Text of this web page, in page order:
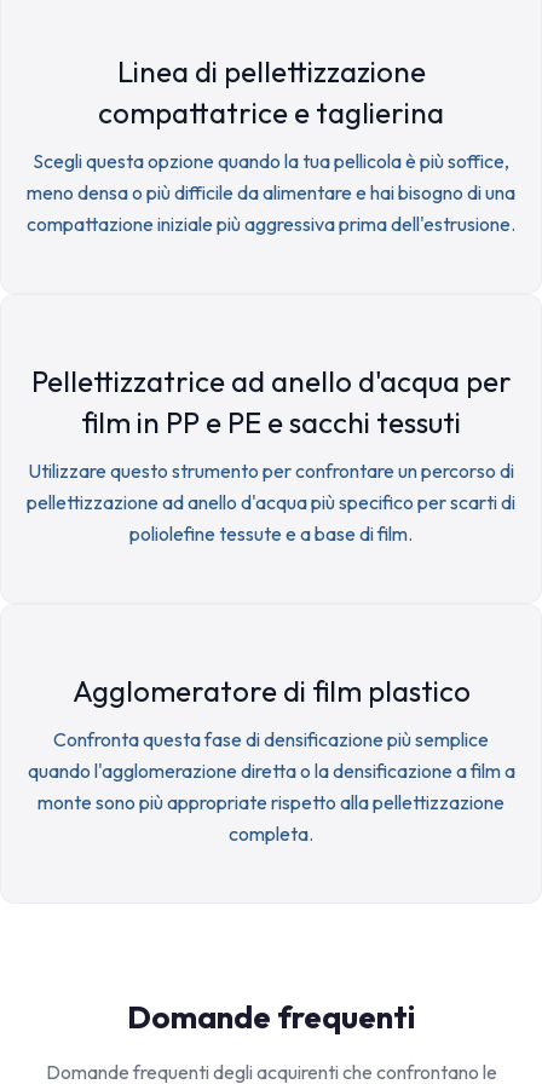
Linea di pellettizzazione
compattatrice e taglierina
Scegli questa opzione quando la tua pellicola è più soffice,
meno densa o più difficile da alimentare e hai bisogno di una
compattazione iniziale più aggressiva prima dell'estrusione.
Pellettizzatrice ad anello d'acqua per
film in PP e PE e sacchi tessuti
Utilizzare questo strumento per confrontare un percorso di
pellettizzazione ad anello d'acqua più specifico per scarti di
poliolefine tessute e a base di film.
Agglomeratore di film plastico
Confronta questa fase di densificazione più semplice
quando l'agglomerazione diretta o la densificazione a film a
monte sono più appropriate rispetto alla pellettizzazione
completa.
Domande frequenti
Domande frequenti degli acquirenti che confrontano le